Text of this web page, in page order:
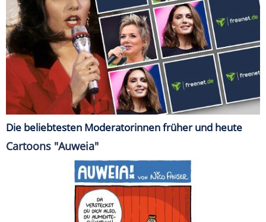
Die beliebtesten Moderatorinnen früher und heute
Cartoons "Auweia"